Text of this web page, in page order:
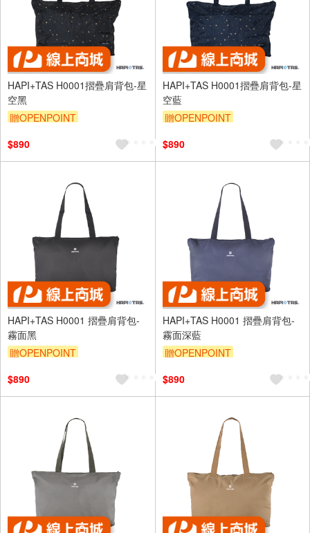
HAPI+TAS H0001摺疊肩背包-星
空黑
贈OPENPOINT
$890
HAPI+TAS H0001摺疊肩背包-星
空藍
贈OPENPOINT
$890
HAPI+TAS H0001 摺疊肩背包-
霧面黑
贈OPENPOINT
$890
HAPI+TAS H0001 摺疊肩背包-
霧面深藍
贈OPENPOINT
$890